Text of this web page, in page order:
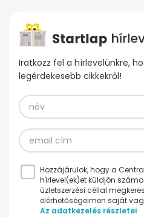
Iratkozz fel a hírlevelünkre,
legérdekesebb cikkekről!
Hozzájárulok, hogy a
hírlevel(ek)et küldjön
üzletszerzési céllal
elérhetőségeimen saját
Az adatkezelés részletei